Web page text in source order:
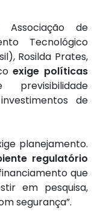
de
Tecnológico
Rosilda Prates,
exige políticas
de
planejamento.
regulatório
que
em pesquisa,
segurança”.